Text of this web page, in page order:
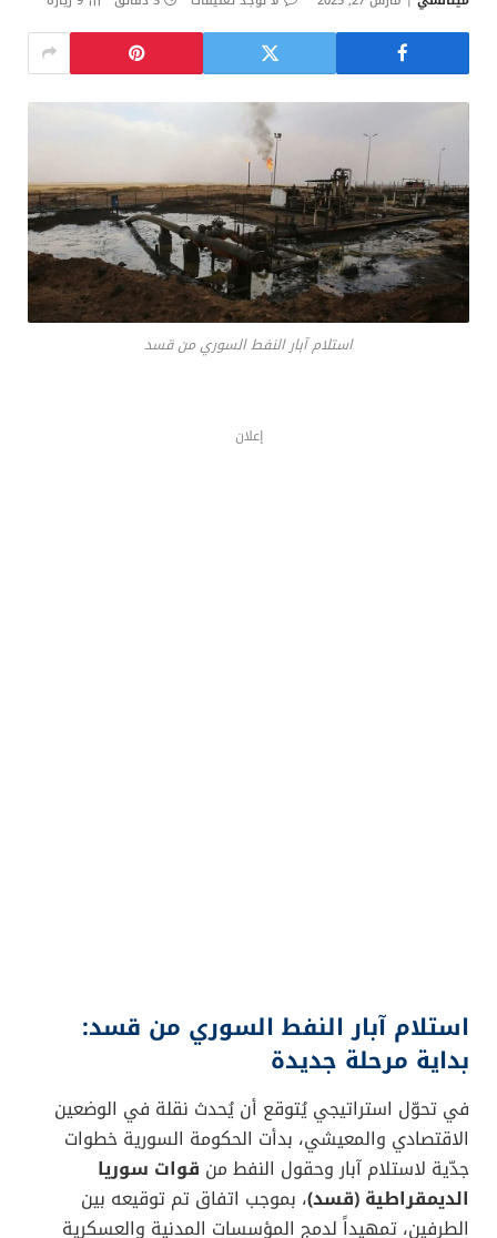
استلام آبار النفط السوري من قسد
إعلان
استلام آبار النفط السوري من قسد:
بداية مرحلة جديدة
في تحوّل استراتيجي يُتوقع أن يُحدث نقلة في الوضعين
الاقتصادي والمعيشي، بدأت الحكومة السورية خطوات
جدّية لاستلام آبار وحقول النفط من قوات سوريا
الديمقراطية (قسد)، بموجب اتفاق تم توقيعه بين
الطرفين، تمهيداً لدمج المؤسسات المدنية والعسكرية